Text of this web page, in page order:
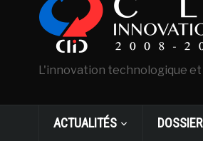
L'innovation technologique
ACTUALITÉS